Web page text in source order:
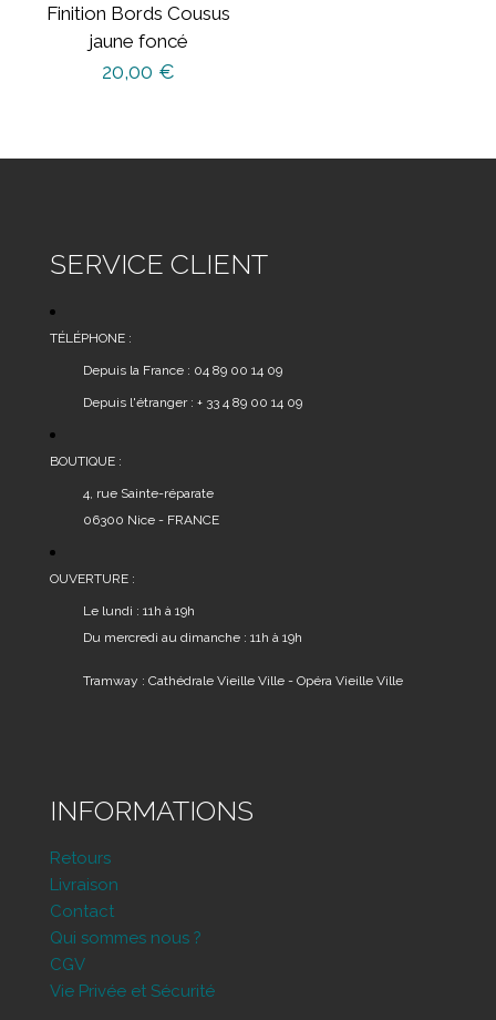
Finition Bords Cousus
jaune foncé
20,00 €
SERVICE CLIENT
TÉLÉPHONE :
Depuis la France : 04 89 00 14 09
Depuis l'étranger : + 33 4 89 00 14 09
BOUTIQUE :
4, rue Sainte-réparate
06300 Nice - FRANCE
OUVERTURE :
Le lundi : 11h à 19h
Du mercredi au dimanche : 11h à 19h
Tramway : Cathédrale Vieille Ville - Opéra Vieille Ville
INFORMATIONS
Retours
Livraison
Contact
Qui sommes nous ?
CGV
Vie Privée et Sécurité